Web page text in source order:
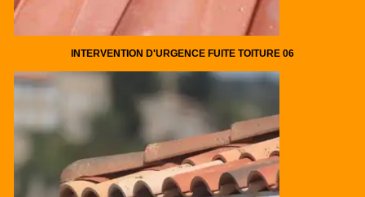
INTERVENTION D'URGENCE FUITE TOITURE 06